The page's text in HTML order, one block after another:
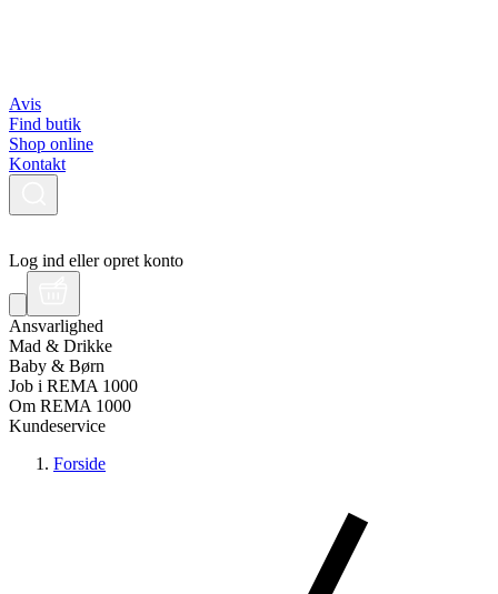
Avis
Find butik
Shop online
Kontakt
Log ind eller opret konto
Ansvarlighed
Mad & Drikke
Baby & Børn
Job i REMA 1000
Om REMA 1000
Kundeservice
Forside